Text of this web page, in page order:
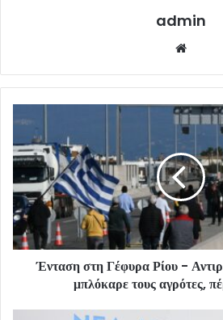
admin
Ένταση στη Γέφυρα Ρίου -
μπλόκαρε τους αγρότες,